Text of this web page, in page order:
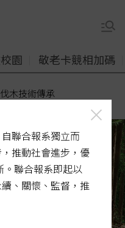
園 敬老卡競相加碼
伐木技術傳承
聯合報系獨立而
推動社會進步，優
。聯合報系即起以
、關懷、監督，推